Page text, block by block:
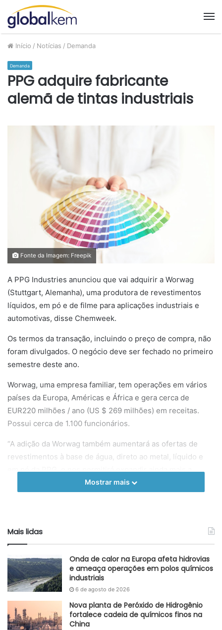
Início / Notícias / Demanda
Demanda
PPG adquire fabricante
alemã de tintas industriais
Fonte da Imagem: Freepik
A PPG Industries anunciou que vai adquirir a Worwag
(Stuttgart, Alemanha), uma produtora de revestimentos
líquidos, em pó e de filme para aplicações industriais e
automotivas, disse Chemweek.
Os termos da transação, incluindo o preço de compra, não
foram divulgados. O negócio deve ser fechado no primeiro
semestre deste ano.
Worwag, uma empresa familiar, tem operações em vários
países da Europa, Américas e África e gera cerca de
EUR220 milhões / ano (US $ 269 milhões) em receitas.
Possui cerca de 1.100 funcionários.
“A adição da Worwag também aumentará as ofertas de
revestimentos à base de água, direto ao metal, líquido e
em pó da PPG, e nos permitirá expandir ainda mais a
distribuição atual do cliente nas principais geografias”,
disse Rebecca Liebert, vice-presidente executiva da PPG.
pela PPG este ano, e a quarta desde meados de
novembro, incluindo a aquisição de US $ 1,52 bilhão da
produtora finlandesa de revestimentos decorativos
Tikkurila.
Fonte MRC Plast
acetato de butila acrilato de butila PPG Tintas
Mostrar mais
Mais lidas
Onda de calor na Europa afeta hidrovias
e ameaça operações em polos químicos
industriais
6 de agosto de 2026
Nova planta de Peróxido de Hidrogênio
fortalece cadeia de químicos finos na
China